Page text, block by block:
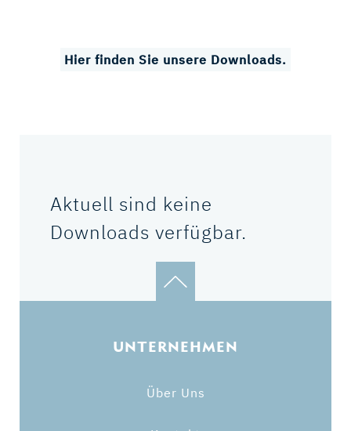
Hier finden Sie unsere Downloads.
Aktuell sind keine
Downloads verfügbar.
UNTERNEHMEN
Über Uns